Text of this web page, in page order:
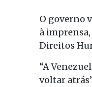
O governo
à
Direitos
“A
voltar